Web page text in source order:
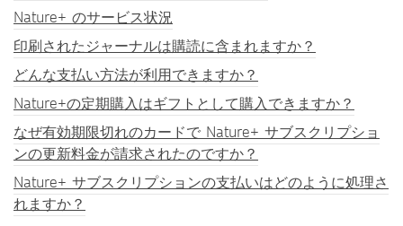
Nature+ のサービス状況
印刷されたジャーナルは購読に含まれますか？
どんな支払い方法が利用できますか？
Nature+の定期購入はギフトとして購入できますか？
なぜ有効期限切れのカードで Nature+ サブスクリプショ
ンの更新料金が請求されたのですか？
Nature+ サブスクリプションの支払いはどのように処理さ
れますか？